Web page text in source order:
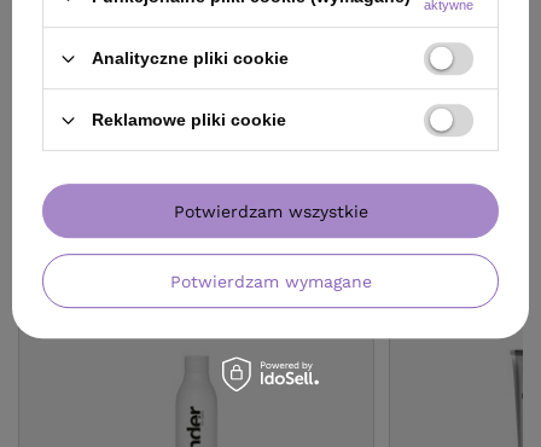
Do koszyka
ZOBACZ RÓWNIEŻ
aktywne
Analityczne pliki cookie
Reklamowe pliki cookie
Potwierdzam wymagane
Potwierdzam wszystkie